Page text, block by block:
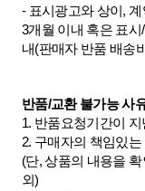
- 표시광고와 상이,
3개월 이내 혹은 표시
내(판매자 반품 배송
반품/교환 불가능 사
1. 반품요청기간이 지
2. 구매자의 책임있
(단, 상품의 내용을
외)